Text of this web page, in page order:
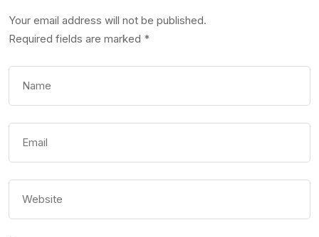
Your email address will not be published.
Required fields are marked *